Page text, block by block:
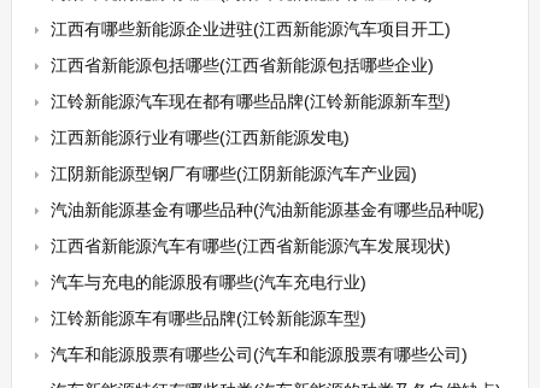
江西有哪些新能源企业进驻(江西新能源汽车项目开工)
江西省新能源包括哪些(江西省新能源包括哪些企业)
江铃新能源汽车现在都有哪些品牌(江铃新能源新车型)
江西新能源行业有哪些(江西新能源发电)
江阴新能源型钢厂有哪些(江阴新能源汽车产业园)
汽油新能源基金有哪些品种(汽油新能源基金有哪些品种呢)
江西省新能源汽车有哪些(江西省新能源汽车发展现状)
汽车与充电的能源股有哪些(汽车充电行业)
江铃新能源车有哪些品牌(江铃新能源车型)
汽车和能源股票有哪些公司(汽车和能源股票有哪些公司)